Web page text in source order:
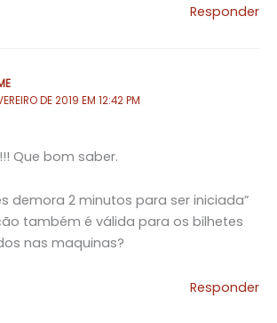
Responder
DE 2019 EM 12:42 PM
Que bom saber.
demora 2 minutos para ser iniciada”
também é válida para os bilhetes
nas maquinas?
Responder